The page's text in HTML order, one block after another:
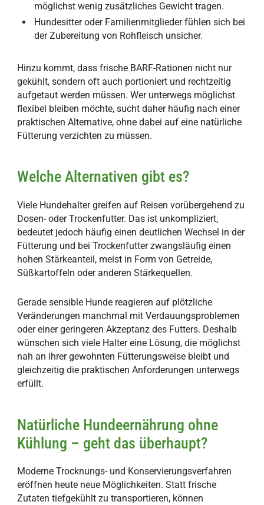
möglichst wenig zusätzliches Gewicht tragen.
Hundesitter oder Familienmitglieder fühlen sich bei
der Zubereitung von Rohfleisch unsicher.
Hinzu kommt, dass frische BARF-Rationen nicht nur
gekühlt, sondern oft auch portioniert und rechtzeitig
aufgetaut werden müssen. Wer unterwegs möglichst
flexibel bleiben möchte, sucht daher häufig nach einer
praktischen Alternative, ohne dabei auf eine natürliche
Fütterung verzichten zu müssen.
Welche Alternativen gibt es?
Viele Hundehalter greifen auf Reisen vorübergehend zu
Dosen- oder Trockenfutter. Das ist unkompliziert,
bedeutet jedoch häufig einen deutlichen Wechsel in der
Fütterung und bei Trockenfutter zwangsläufig einen
hohen Stärkeanteil, meist in Form von Getreide,
Süßkartoffeln oder anderen Stärkequellen.
Gerade sensible Hunde reagieren auf plötzliche
Veränderungen manchmal mit Verdauungsproblemen
oder einer geringeren Akzeptanz des Futters. Deshalb
wünschen sich viele Halter eine Lösung, die möglichst
nah an ihrer gewohnten Fütterungsweise bleibt und
gleichzeitig die praktischen Anforderungen unterwegs
erfüllt.
Natürliche Hundeernährung ohne
Kühlung – geht das überhaupt?
Moderne Trocknungs- und Konservierungsverfahren
eröffnen heute neue Möglichkeiten. Statt frische
Zutaten tiefgekühlt zu transportieren, können